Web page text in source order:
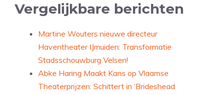
Vergelijkbare berichten
Martine Wouters nieuwe directeur
Haventheater IJmuiden: Transformatie
Stadsschouwburg Velsen!
Abke Haring Maakt Kans op Vlaamse
Theaterprijzen: Schittert in ‘Brideshead